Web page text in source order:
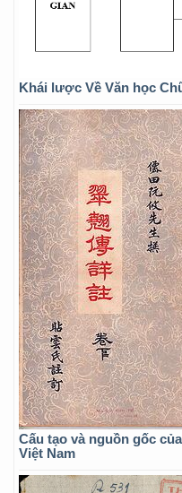
Khái lược Về Văn học
Cấu tạo và nguồn gốc
Việt Nam